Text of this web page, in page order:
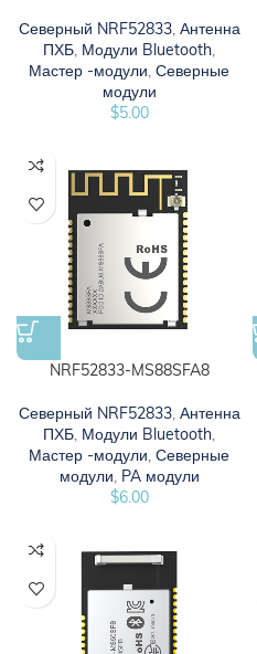
Северный NRF52833, Антенна
ПХБ, Модули Bluetooth,
Мастер -модули, Северные
модули
$5.00
NRF52833-MS88SFA8
Северный NRF52833, Антенна
ПХБ, Модули Bluetooth,
Мастер -модули, Северные
модули, PA модули
$6.00